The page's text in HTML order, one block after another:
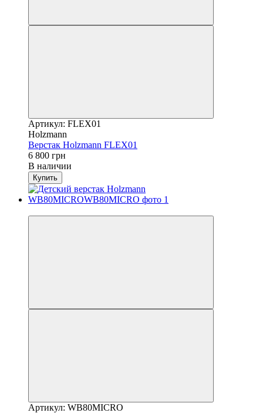
Артикул: FLEX01
Holzmann
Верстак Holzmann FLEX01
6 800 грн
В наличии
Купить
Артикул: WB80MICRO